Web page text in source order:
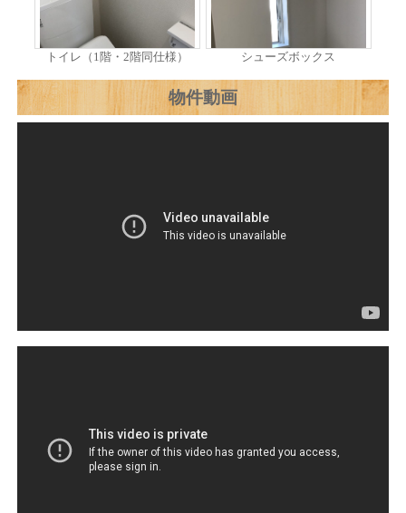
トイレ（1階・2階同仕様） シューズボックス
物件動画